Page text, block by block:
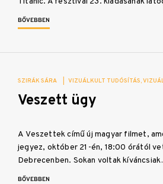
BŐVEBBEN
SZIRÁK SÁRA VIZUÁLKULT TUDÓSÍTÁS
Veszett ügy
A Veszettek című új magyar filmet,
jegyez, október 21-én, 18:00 órától
Debrecenben. Sokan voltak
BŐVEBBEN